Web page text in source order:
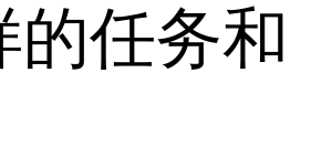
的任务和